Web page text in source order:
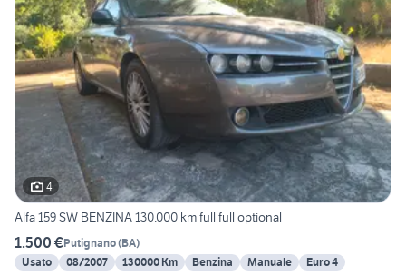
4
Alfa 159 SW BENZINA 130.000 km full full optional
1.500 €Putignano(BA)
Usato
08/2007 130000 Km Benzina Manuale Euro 4